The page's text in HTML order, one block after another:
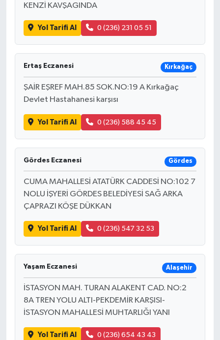
KENZİ KAVŞAGINDA
Yol Tarifi Al 0 (236) 231 05 51
Ertaş Eczanesi Kırkağaç
ŞAİR EŞREF MAH.85 SOK.NO:19 A Kırkağaç
Devlet Hastahanesi karşısı
Yol Tarifi Al 0 (236) 588 45 45
Gördes Eczanesi Gördes
CUMA MAHALLESİ ATATÜRK CADDESİ NO:102 7
NOLU İŞYERİ GÖRDES BELEDİYESİ SAĞ ARKA
ÇAPRAZI KÖŞE DÜKKAN
Yol Tarifi Al 0 (236) 547 32 53
Yaşam Eczanesi Alaşehir
İSTASYON MAH. TURAN ALAKENT CAD. NO:2
8A TREN YOLU ALTI-PEKDEMİR KARŞISI-
İSTASYON MAHALLESİ MUHTARLIĞI YANI
Yol Tarifi Al 0 (236) 654 43 43